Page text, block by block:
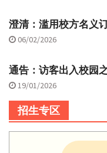
澄清：滥用校方名义
06/02/2026
通告：访客出入校园
19/01/2026
招生专区